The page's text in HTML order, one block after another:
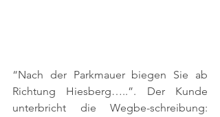
“Nach der Parkmauer biegen Sie ab
Richtung Hiesberg…..”. Der Kunde
unterbricht die Wegbe-schreibung: